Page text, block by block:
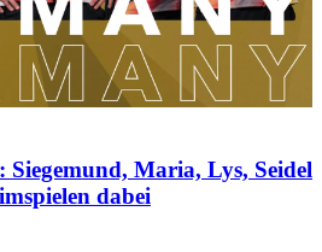
die Sie ihnen bereitgestellt
Ihrer Nutzung der Dienste
Cookie-Einstellungenkönnen
Footer aufgerufen und
Maria, Lys, Seidel
dabei